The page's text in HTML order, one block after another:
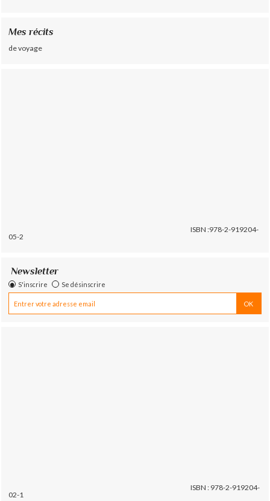
Mes récits
de voyage
ISBN :978-2-919204-
05-2
Newsletter
S'inscrire Se désinscrire
ISBN : 978-2-919204-
02-1